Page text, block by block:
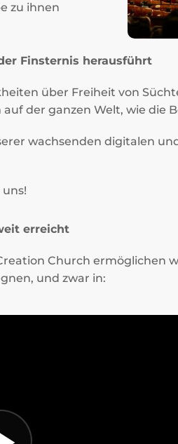
zu ihnen
Finsternis herausführt
über Freiheit von
der ganzen Welt, wie die
wachsenden digitalen
erreicht
Church ermöglichen
und zwar in: